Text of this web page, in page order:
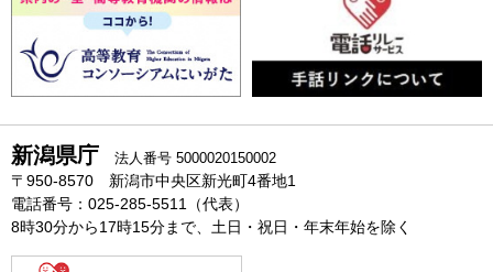
新潟県庁 法人番号 5000020150002
〒950-8570 新潟市中央区新光町4番地1
電話番号：025-285-5511（代表）
8時30分から17時15分まで、土日・祝日・年末年始を除く